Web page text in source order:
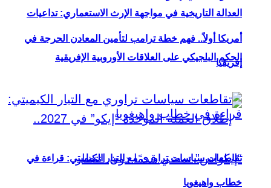
العدالة التاريخية في مواجهة الإرث الاستعماري: تداعيات
الحكم البلجيكي على العلاقات الأوروبية الإفريقية
أمريكا أولاً.. فهم خطة ترامب لتأمين المعادن الحرجة في
إفريقيا
تقاطعات سياسات تراوري مع التيار الكيميتي: قراءة في
خطاب واهيغويا